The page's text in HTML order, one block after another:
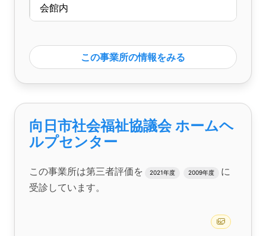
会館内
この事業所の情報をみる
向日市社会福祉協議会 ホームヘ
ルプセンター
この事業所は第三者評価を 2021年度 2009年度
に
受診しています。